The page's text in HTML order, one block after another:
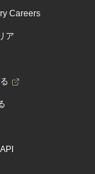
Careers
ア